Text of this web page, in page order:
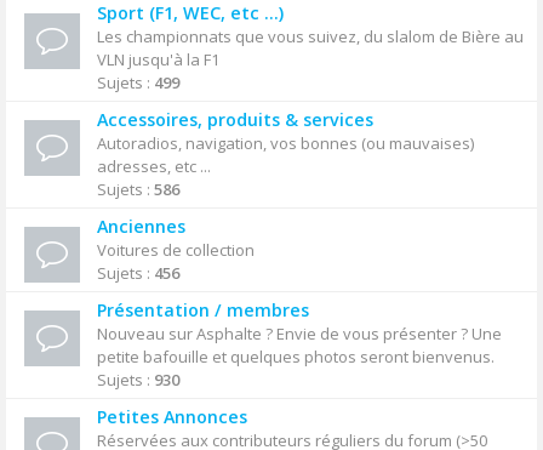
Sport (F1, WEC, etc ...)
Les championnats que vous suivez, du slalom de Bière au
VLN jusqu'à la F1
Sujets : 499
Accessoires, produits & services
Autoradios, navigation, vos bonnes (ou mauvaises)
adresses, etc ...
Sujets : 586
Anciennes
Voitures de collection
Sujets : 456
Présentation / membres
Nouveau sur Asphalte ? Envie de vous présenter ? Une
petite bafouille et quelques photos seront bienvenus.
Sujets : 930
Petites Annonces
Réservées aux contributeurs réguliers du forum (>50